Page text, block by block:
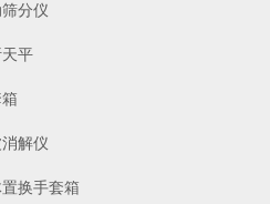
分仪
平
解仪
换手套箱